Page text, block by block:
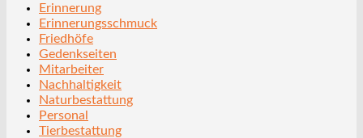
Erinnerung
Erinnerungsschmuck
Friedhöfe
Gedenkseiten
Mitarbeiter
Nachhaltigkeit
Naturbestattung
Personal
Tierbestattung